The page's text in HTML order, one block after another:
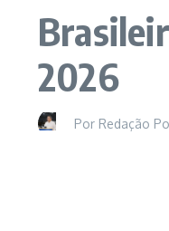
2026
Por Redação